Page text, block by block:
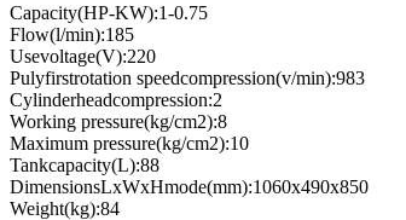
Capacity(HP-KW):1-0.75
Flow(l/min):185
Usevoltage(V):220
Pulyfirstrotation speedcompression(v/min):983
Cylinderheadcompression:2
Working pressure(kg/cm2):8
Maximum pressure(kg/cm2):10
Tankcapacity(L):88
DimensionsLxWxHmode(mm):1060x490x850
Weight(kg):84